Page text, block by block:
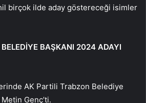
birçok ilde aday göstereceği isimler
BAŞKANI 2024 ADAYI
AK Partili Trabzon Belediye
Genç’ti.